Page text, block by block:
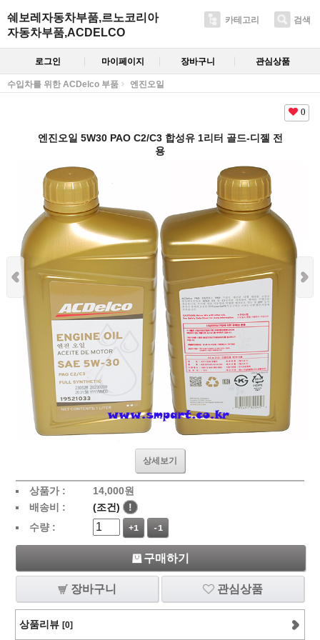
쉐보레자동차부품,르노코리아
자동차부품,ACDELCO
카테고리 검색
로그인 마이페이지 장바구니 관심상품
수입차를 위한 ACDelco 부품 엔진오일
0
엔진오일 5W30 PAO C2/C3 합성유 1리터 골드-디젤 전
용
상세보기
상품가 : 14,000원
배송비 :
(조건)
!
수량 :
+1 -1
구매하기
장바구니 관심상품
상품리뷰 [0]